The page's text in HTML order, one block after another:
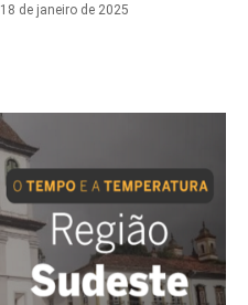
18 de janeiro de 2025